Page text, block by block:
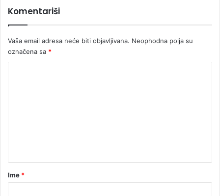
i
k
Komentariši
Vaša email adresa neće biti objavljivana. Neophodna polja su
označena sa *
rIme *